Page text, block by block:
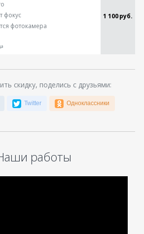
фокус
фотокамера
1 100 руб.
скидку, поделись с друзьями:
Twitter Одноклассники
работы